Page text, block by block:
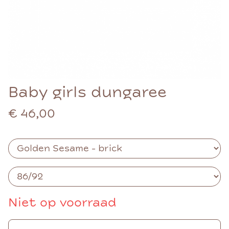
Baby girls dungaree
€ 46,00
Niet op voorraad